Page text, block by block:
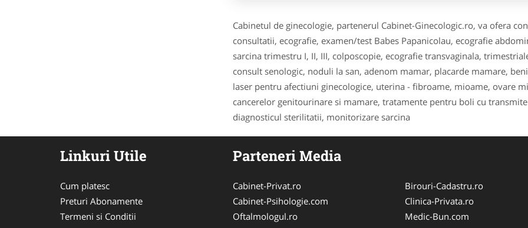
Cabinetul de ginecologie, partenerul Cabinet-Ginecologic.ro, va ofera
consultatii, ecografie, examen/test Babes Papanicolau, ecografie
sarcina trimestru I, II, III, colposcopie, ecografie transvaginala,
consult senologic, noduli la san, adenom mamar, placarde mamare,
laser pentru afectiuni ginecologice, uterina - fibroame, mioame, ovare
cancerelor genitourinare si mamare, tratamente pentru boli cu
diagnosticul sterilitatii, monitorizare sarcina
Linkuri Utile
Cum platesc
Preturi Abonamente
Termeni si Conditii
Parteneri Media
Cabinet-Privat.ro
Cabinet-Psihologie.com
Oftalmologul.ro
Birouri-Cadastru.ro
Clinica-Privata.ro
Medic-Bun.com